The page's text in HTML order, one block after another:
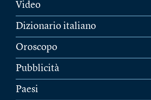
Video
Dizionario italiano
Oroscopo
Pubblicità
Paesi